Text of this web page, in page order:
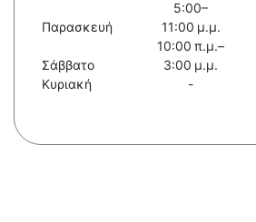
Παρασκευή
5:00–
11:00 μ.μ.
Σάββατο
10:00 π.μ.–
3:00 μ.μ.
Κυριακή
-